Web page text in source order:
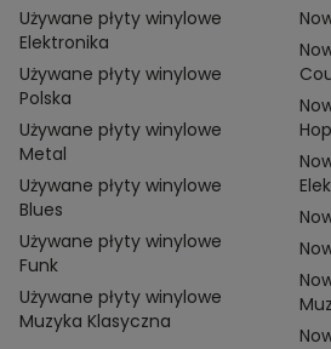
Używane płyty winylowe
Elektronika
Używane płyty winylowe
Polska
Używane płyty winylowe
Metal
Używane płyty winylowe
Blues
Używane płyty winylowe
Funk
Używane płyty winylowe
Muzyka Klasyczna
Hop